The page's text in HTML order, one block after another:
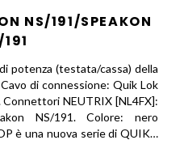
NS/191/SPEAKON
potenza (testata/cassa) della
di connessione: Quik Lok
NEUTRIX [NL4FX]:
NS/191. Colore: nero
è una nuova serie di QUIK…